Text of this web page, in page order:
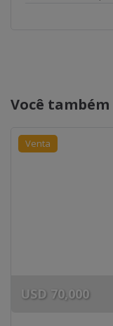
Você
Venta
USD 70,000